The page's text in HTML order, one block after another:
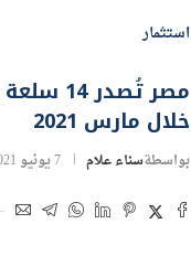
استثمار
خلال مارس 2021
بواسطةسناء علام 7 يونيو 2021 | 2:20 م